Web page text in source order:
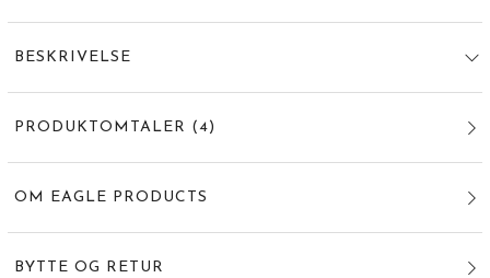
BESKRIVELSE
PRODUKTOMTALER (4)
OM EAGLE PRODUCTS
BYTTE OG RETUR